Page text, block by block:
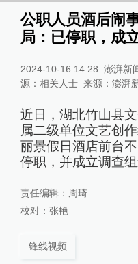
公职人员酒后闹
局：已停职，成
2024-10-16 14:28 澎湃新
源：相关人士 来源： 澎湃
近日，湖北竹山县
属二级单位文艺创
丽景假日酒店前台
停职，并成立调查组
责任编辑： 周琦
校对： 张艳
锋线视频